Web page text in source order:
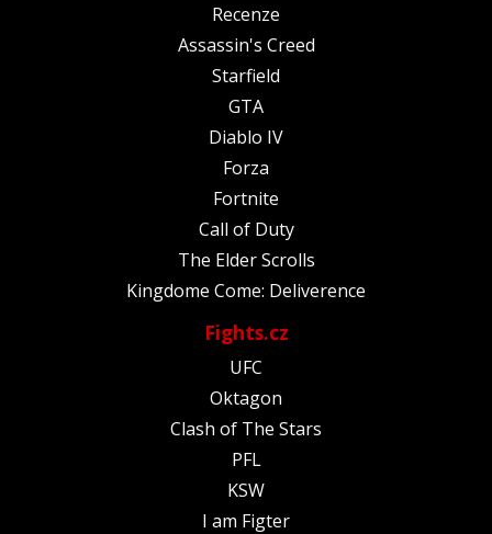
Recenze
Assassin's Creed
Starfield
GTA
Diablo IV
Forza
Fortnite
Call of Duty
The Elder Scrolls
Kingdome Come: Deliverence
Fights.cz
UFC
Oktagon
Clash of The Stars
PFL
KSW
I am Figter